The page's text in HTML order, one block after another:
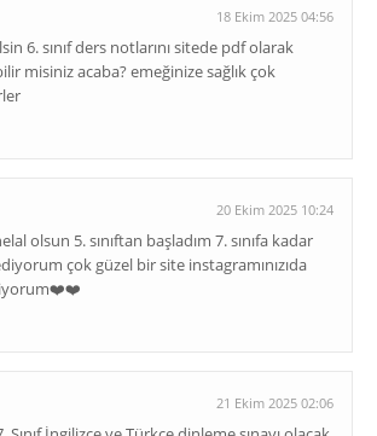
18 Ekim 2025 04:56
6. sınıf ders notlarını sitede pdf olarak
misiniz acaba? emeğinize sağlık çok
20 Ekim 2025 10:24
olsun 5. sınıftan başladım 7. sınıfa kadar
çok güzel bir site instagramınızıda
21 Ekim 2025 02:06